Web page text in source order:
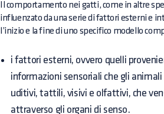
Il comportamento nei gatti, come in altre
influenzato da una serie di fattori esterni e
l’inizio e la fine di uno specifico modello
i fattori esterni, ovvero quelli
informazioni sensoriali che gli
uditivi, tattili, visivi e olfattivi, che
attraverso gli organi di senso.